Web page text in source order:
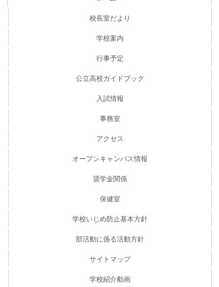
校長室だより
学校案内
行事予定
公立高校ガイドブック
入試情報
事務室
アクセス
オープンキャンパス情報
奨学金関係
保健室
学校いじめ防止基本方針
部活動に係る活動方針
サイトマップ
学校紹介動画